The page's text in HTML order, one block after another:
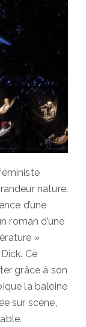
nature.
d’une
roman d’une
»
Ce
grâce à son
la baleine
sur scène,